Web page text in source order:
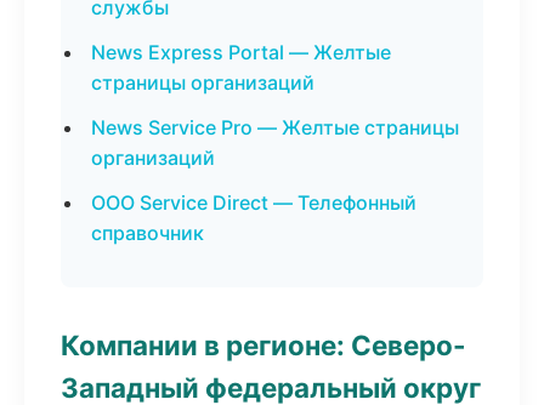
службы
News Express Portal — Желтые
страницы организаций
News Service Pro — Желтые страницы
организаций
ООО Service Direct — Телефонный
справочник
Компании в регионе: Северо-
Западный федеральный округ